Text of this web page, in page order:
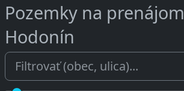
Pozemky na prenájom
Hodonín